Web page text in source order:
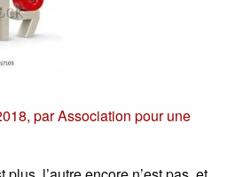
, parAssociation pour une